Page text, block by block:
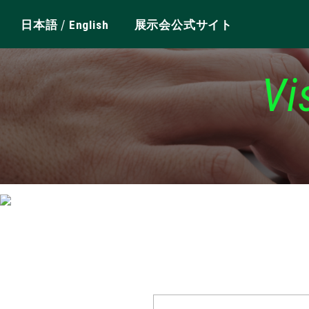
日本語/ English 展示会公式サイト